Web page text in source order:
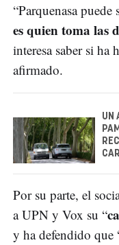
“Parquenasa
es quien toma las
interesa saber si ha
afirmado.
UN
Por su parte, el
a UPN y Vox su “
y ha defendido que